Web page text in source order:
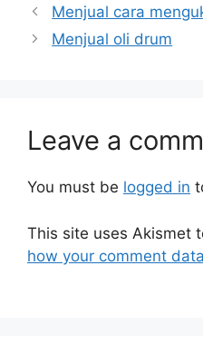
Menjual cara
Menjual oli drum
Leave a
You must be logged in
This site uses Akismet
how your comment